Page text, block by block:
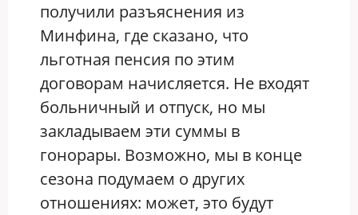
получили разъяснения из
Минфина, где сказано, что
льготная пенсия по этим
договорам начисляется. Не входят
больничный и отпуск, но мы
закладываем эти суммы в
гонорары. Возможно, мы в конце
сезона подумаем о других
отношениях: может, это будут